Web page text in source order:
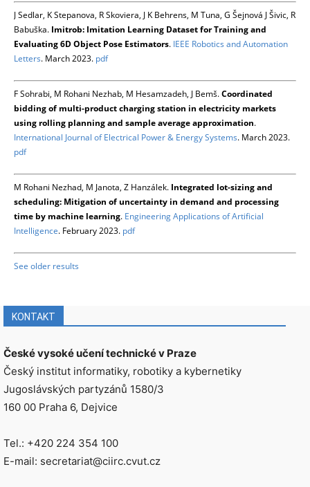
J Sedlar, K Stepanova, R Skoviera, J K Behrens, M Tuna, G Šejnová J Šivic, R
Babuška. Imitrob: Imitation Learning Dataset for Training and
Evaluating 6D Object Pose Estimators. IEEE Robotics and Automation
Letters. March 2023. pdf
F Sohrabi, M Rohani Nezhab, M Hesamzadeh, J Bemš.Coordinated
bidding of multi-product charging station in electricity markets
using rolling planning and sample average approximation.
International Journal of Electrical Power & Energy Systems. March 2023.
pdf
M Rohani Nezhad, M Janota, Z Hanzálek. Integrated lot-sizing and
scheduling: Mitigation of uncertainty in demand and processing
time by machine learning. Engineering Applications of Artificial
Intelligence. February 2023. pdf
See older results
KONTAKT
České vysoké učení technické v Praze
Český institut informatiky, robotiky a kybernetiky
Jugoslávských partyzánů 1580/3
160 00 Praha 6, Dejvice
Tel.: +420 224 354 100
E-mail: secretariat@ciirc.cvut.cz